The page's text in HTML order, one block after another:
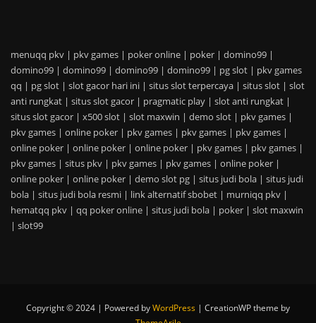
menuqq pkv | pkv games | poker online | poker | domino99 |
domino99 | domino99 | domino99 | domino99 | pg slot | pkv games
qq | pg slot | slot gacor hari ini | situs slot terpercaya | situs slot | slot
anti rungkat | situs slot gacor | pragmatic play | slot anti rungkat |
situs slot gacor | x500 slot | slot maxwin | demo slot | pkv games |
pkv games | online poker | pkv games | pkv games | pkv games |
online poker | online poker | online poker | pkv games | pkv games |
pkv games | situs pkv | pkv games | pkv games | online poker |
online poker | online poker | demo slot pg | situs judi bola | situs judi
bola | situs judi bola resmi | link alternatif sbobet | murniqq pkv |
hematqq pkv | qq poker online | situs judi bola | poker | slot maxwin
| slot99
Copyright © 2024 | Powered byWordPress | CreationWP theme by